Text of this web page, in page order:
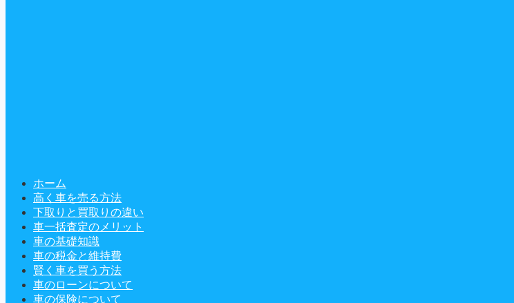
ホーム
高く車を売る方法
下取りと買取りの違い
車一括査定のメリット
車の基礎知識
車の税金と維持費
賢く車を買う方法
車のローンについて
車の保険について